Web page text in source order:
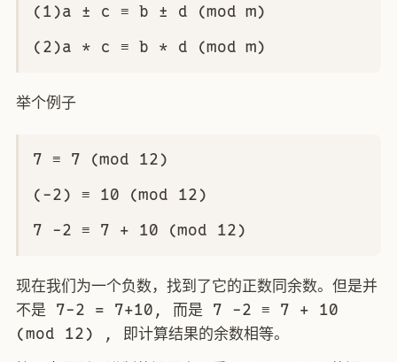
(1)a ± c ≡ b ± d (mod m)
(2)a * c ≡ b * d (mod m)
举个例子
7 ≡ 7 (mod 12)
(-2) ≡ 10 (mod 12)
7 -2 ≡ 7 + 10 (mod 12)
现在我们为一个负数，找到了它的正数同余数。但是并
不是 7-2 = 7+10, 而是 7 -2 ≡ 7 + 10
(mod 12) , 即计算结果的余数相等。